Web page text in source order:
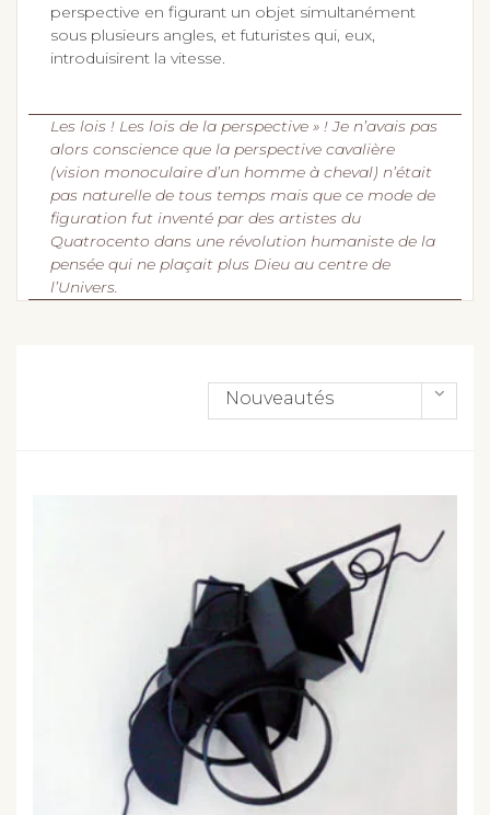
perspective en figurant un objet simultanément
sous plusieurs angles, et futuristes qui, eux,
introduisirent la vitesse.
Les lois ! Les lois de la perspective » ! Je n’avais pas
alors conscience que la perspective cavalière
(vision monoculaire d’un homme à cheval) n’était
pas naturelle de tous temps mais que ce mode de
figuration fut inventé par des artistes du
Quatrocento dans une révolution humaniste de la
pensée qui ne plaçait plus Dieu au centre de
l’Univers.
Nouveautés